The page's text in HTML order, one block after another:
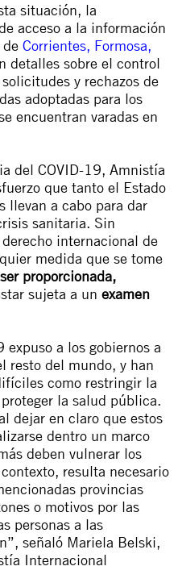
situación, la
acceso a la información
Corrientes, Formosa,
detalles sobre el control
y rechazos de
adoptadas para los
encuentran varadas en
del COVID-19, Amnistía
que tanto el Estado
llevan a cabo para dar
sanitaria. Sin
internacional de
medida que se tome
ser proporcionada,
sujeta a un examen
expuso a los gobiernos a
resto del mundo, y han
como restringir la
la salud pública.
dejar en claro que estos
dentro un marco
deben vulnerar los
resulta necesario
provincias
o motivos por las
personas a las
señaló Mariela Belski,
Internacional